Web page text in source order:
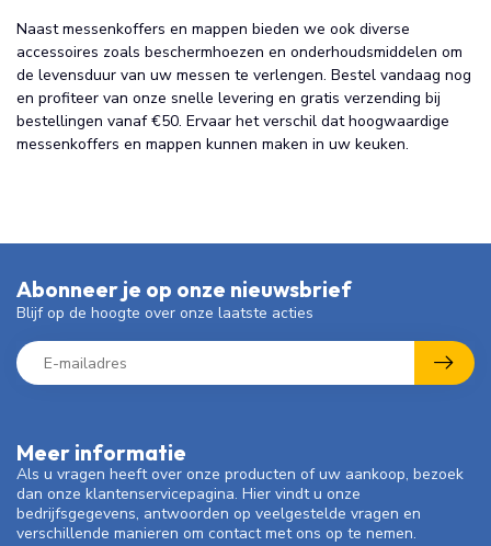
Naast messenkoffers en mappen bieden we ook diverse
accessoires zoals beschermhoezen en onderhoudsmiddelen om
de levensduur van uw messen te verlengen. Bestel vandaag nog
en profiteer van onze snelle levering en gratis verzending bij
bestellingen vanaf €50. Ervaar het verschil dat hoogwaardige
messenkoffers en mappen kunnen maken in uw keuken.
Meer informatie
Als u vragen heeft over onze producten of uw aankoop, bezoek
dan onze klantenservicepagina. Hier vindt u onze
bedrijfsgegevens, antwoorden op veelgestelde vragen en
verschillende manieren om contact met ons op te nemen.
Abonneer je op onze nieuwsbrief
Blijf op de hoogte over onze laatste acties